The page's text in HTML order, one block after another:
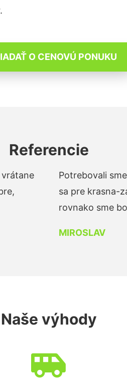
O CENOVÚ PONUKU
Referencie
Potrebovali
sa pre krasna-
rovnako sme
MIROSLAV
Naše výhody